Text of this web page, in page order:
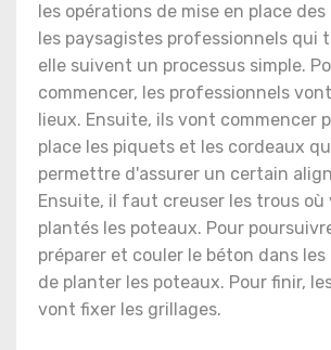
les opérations de mise en place
les paysagistes professionnels qui
elle suivent un processus simple.
commencer, les professionnels
lieux. Ensuite, ils vont commencer
place les piquets et les cordeaux
permettre d'assurer un certain
Ensuite, il faut creuser les trous
plantés les poteaux. Pour
préparer et couler le béton dans
de planter les poteaux. Pour finir,
vont fixer les grillages.